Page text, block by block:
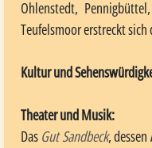
Ohlenstedt,
Teufelsmoor erstreckt
Kultur und
Theater und Musik:
Das Gut Sandbeck,